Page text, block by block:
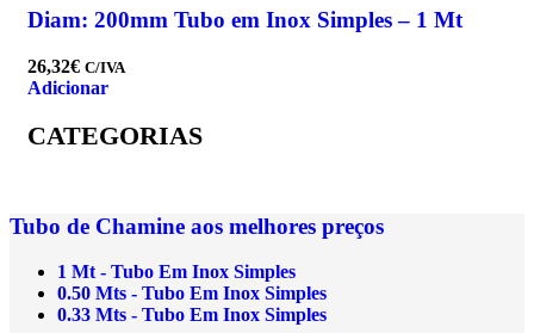
Diam: 200mm Tubo em Inox Simples – 1 Mt
26,32€ C/IVA
Adicionar
CATEGORIAS
Tubo de Chamine aos melhores preços
1 Mt - Tubo Em Inox Simples
0.50 Mts - Tubo Em Inox Simples
0.33 Mts - Tubo Em Inox Simples